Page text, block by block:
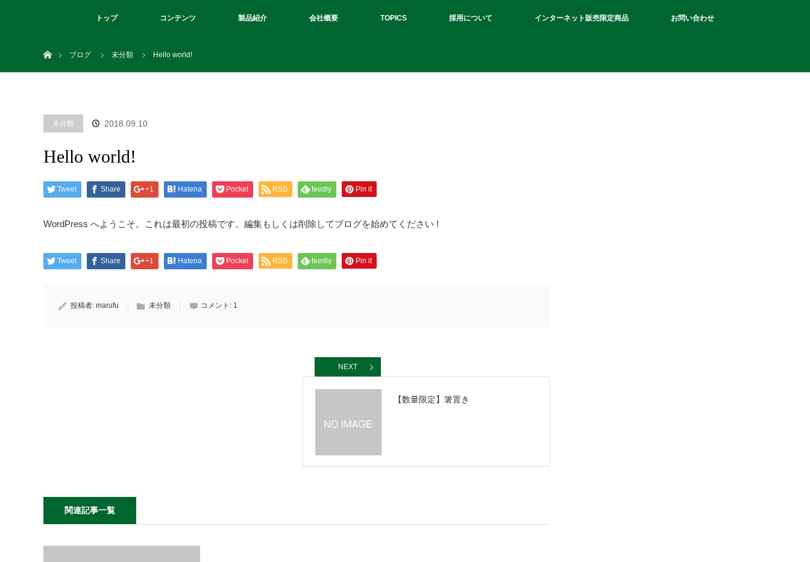
トップ コンテンツ 製品紹介 会社概要 TOPICS 採用について インターネット販売限定商品 お問い合わせ
ブログ
未分類 Hello world!
未分類 2018.09.10
Hello world!
Tweet Share +1 Hatena Pocket RSS feedly Pin it
WordPress へようこそ。これは最初の投稿です。編集もしくは削除してブログを始めてください !
Tweet Share +1 Hatena Pocket RSS feedly Pin it
投稿者: marufu 未分類 コメント: 1
NEXT
【数量限定】箸置き
関連記事一覧